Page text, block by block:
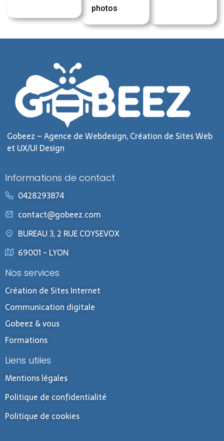
photos
Gobeez – Agence de Webdesign, Création de Sites Web
et UX/UI Design
Informations de contact
0428293874
contact@gobeez.com
BUREAU 3, 2 RUE COYSEVOX
69001 - LYON
Nos services
Création de Sites Internet
Communication digitale
Gobeez & vous
Formations
Liens utiles
Mentions légales
Politique de confidentialité
Politique de cookies